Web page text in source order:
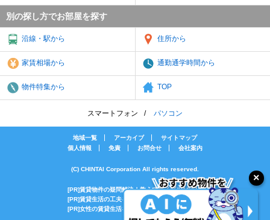
別の探し方でお部屋を探す
沿線・駅から 住所から
家賃相場から 通勤通学時間から
物件特集から TOP
スマートフォン パソコン
地域一覧 アーカイブ
サイトマップ
個人情報
免責 お問合せ 会社案内
(C) CHINTAI Corporation All rights reserved.
[PR]賃貸物件の疑問解決！教えてエイブルAGENT
[PR]賃貸生活の工夫を紹介！CHINTAI情報局
[PR]女性の賃貸生活を応援！Woman.CHINTAI